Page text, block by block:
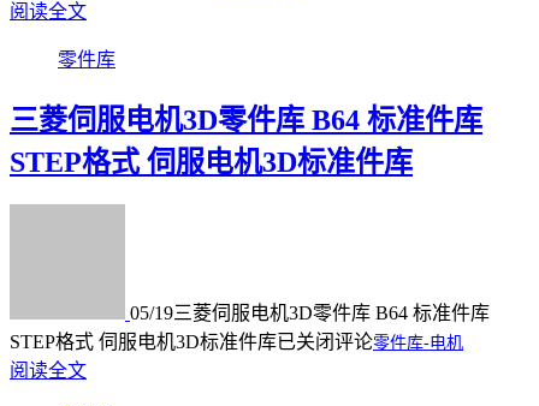
阅读全文
零件库
三菱伺服电机3D零件库 B64 标准件库
STEP格式 伺服电机3D标准件库
05/19三菱伺服电机3D零件库 B64 标准件库
STEP格式 伺服电机3D标准件库已关闭评论零件库-电机
阅读全文